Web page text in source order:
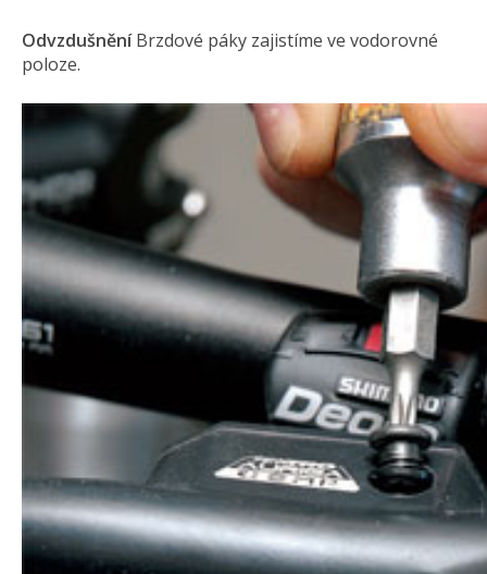
OdvzdušněníBrzdové páky zajistíme ve vodorovné
poloze.